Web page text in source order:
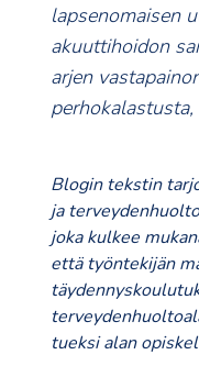
lapsenomaisen
akuuttihoidon
arjen
Blogin tekstin
ja
joka kulkee
että työntekijän
tueksi alan